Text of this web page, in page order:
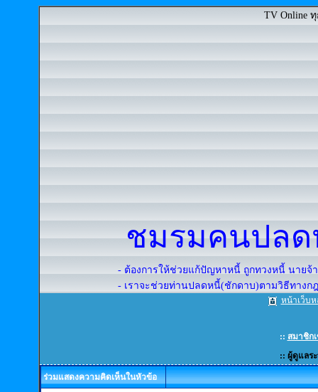
TV Online ทุ
ชมรมคนปลด
- ต้องการให้ช่วยแก้ปัญหาหนี้ ถูกทวงหนี้ นายจ้
- เราจะช่วยท่านปลดหนี้(ชักดาบ)ตามวิธีทางก
หน้าเว็บห
:: สมาชิก
:: ผู้ดูแลร
ร่วมแสดงความคิดเห็นในหัวข้อ